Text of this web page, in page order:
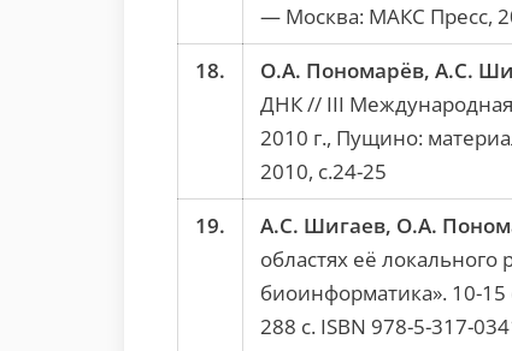
— Москва: МАКС Пресс,
18.
О.А. Пономарёв, А.С.
ДНК // III Международная
2010 г., Пущино:
2010, с.24-25
19.
А.С. Шигаев, О.А.
областях её
биоинформатика». 10-
288 c. ISBN 978-5-317-